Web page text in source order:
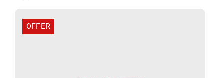
21,45 €.
OFFER